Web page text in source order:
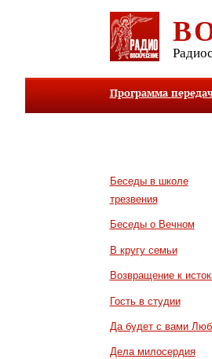
Программа
Беседы в школе
трезвения
Беседы о Вечном
В кругу семьи
Возвращение к
Гость в студии
Да будет с вами
Дела милосердия